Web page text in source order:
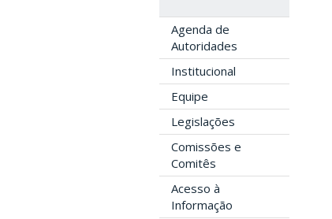
Agenda de
Autoridades
Institucional
Equipe
Legislações
Comissões e
Comitês
Acesso à
Informação